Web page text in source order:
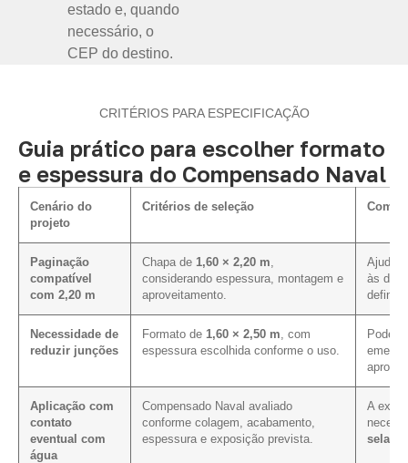
estado e, quando
necessário, o
CEP do destino.
CRITÉRIOS PARA ESPECIFICAÇÃO
Guia prático para escolher formato
e espessura do Compensado Naval
Cenário do
projeto
Critérios de seleção Como
Paginação
compatível
com 2,20 m
Chapa de 1,60 × 2,20 m
considerando espessura, montagem e
aproveitamento.
Ajuda
às
Necessidade de
reduzir junções
Formato de 1,60 × 2,50 m , com
espessura escolhida conforme o uso.
Pode
Aplicação com
contato
eventual com
água
Compensado Naval avaliado
conforme colagem, acabamento,
espessura e exposição prevista.
A